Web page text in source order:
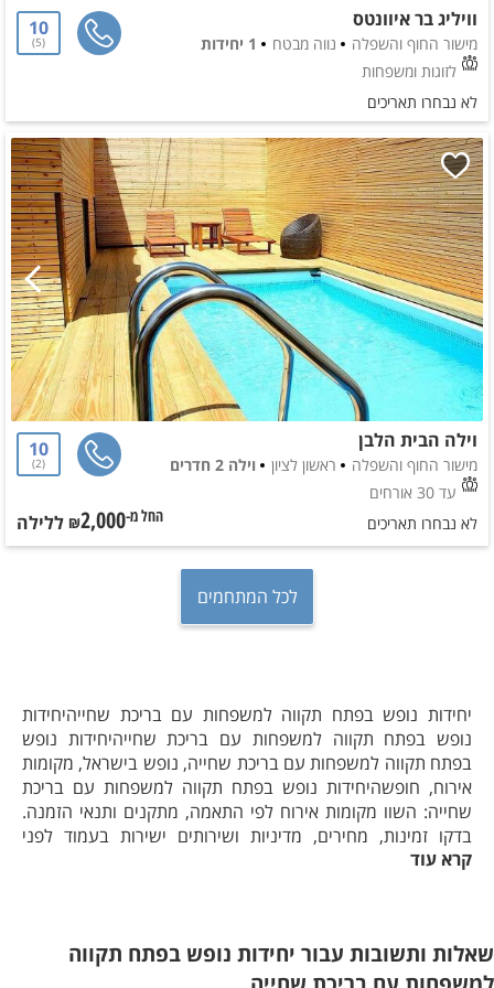
וויליג בר איוונטס
מישור החוף והשפלה נווה מבטח
1 יחידות
לזוגות ומשפחות
10
5
לא נבחרו תאריכים
וילה הבית הלבן
מישור החוף והשפלה ראשון לציון
וילה 2 חדרים
עד 30 אורחים
10
2
לא נבחרו תאריכים החל מ-₪2,000 ללילה
לכל המתחמים
קרא עוד
יחידות נופש בפתח תקווה למשפחות עם בריכת שחייהיחידות
נופש בפתח תקווה למשפחות עם בריכת שחייהיחידות נופש
בפתח תקווה למשפחות עם בריכת שחייה, נופש בישראל, מקומות
אירוח, חופשהיחידות נופש בפתח תקווה למשפחות עם בריכת
שחייה: השוו מקומות אירוח לפי התאמה, מתקנים ותנאי הזמנה.
בדקו זמינות, מחירים, מדיניות ושירותים ישירות בעמוד לפני
הבחירהיחידות נופש בפתח תקווה למשפחות עם בריכת שחייה
הפרטיות ומטרת החופשה.
שאלות ותשובות עבור יחידות נופש בפתח תקווה